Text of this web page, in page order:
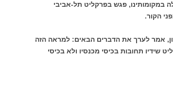
במקומותינו, פגש בפרקליט תל-אביבי
הקור.
אמר לערך את הדברים הבאים: למראה הזה
שידיו תחובות בכיסי מכנסיו ולא בכיסי